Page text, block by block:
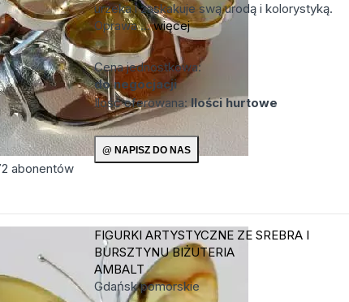
abonentów
urzeka i zaskakuje swą urodą i kolorystyką.
Oprawa ...więcej
Cena jednostkowa:
do negocjacji
Ilość oferowana:Ilości hurtowe
FIGURKI ARTYSTYCZNE ZE SREBRA I
BURSZTYNUBIŻUTERIA
AMBALT
Gdańskpomorskie